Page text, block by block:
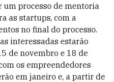
um processo de mentoria
as startups, com a
no final do processo.
interessadas estarão
de novembro e 18 de
os empreendedores
em janeiro e, a partir de